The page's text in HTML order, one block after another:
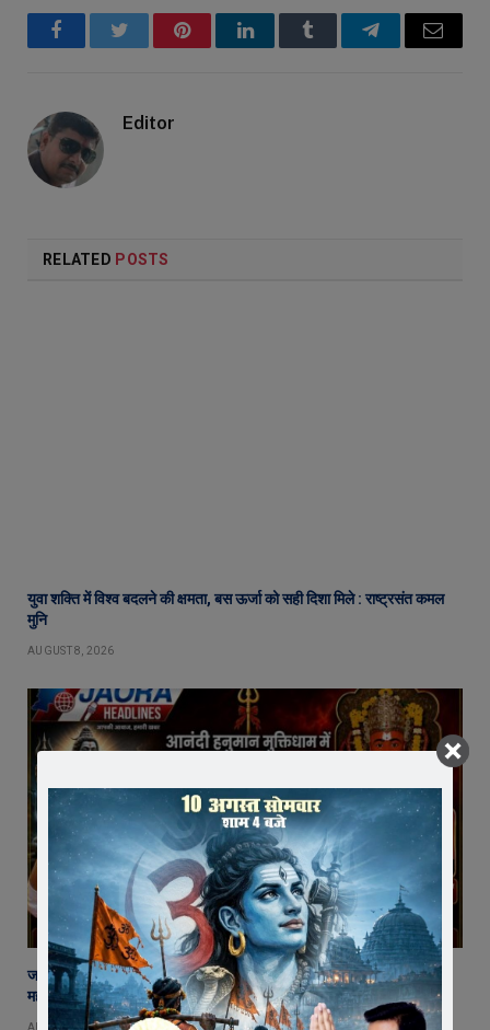
FacebookTwitter PinterestLinkedInTumblr TelegramEmail
Editor
RELATED POSTS
युवा शक्ति में विश्व बदलने की क्षमता, बस ऊर्जा को सही दिशा मिले : राष्ट्रसंत कमल
मुनि
AUGUST 8, 2026
जावरा में बनेगा आस्था का नया केंद्र! आनंदी हनुमान मुक्तिधाम में स्थापित होगी भव्य
महादेव प्रतिमा
AUGUST 8, 2026